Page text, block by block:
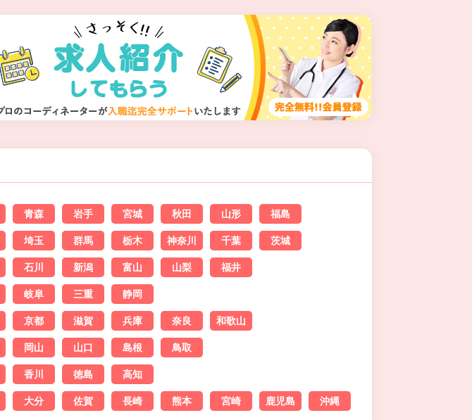
青森 岩手 宮城 秋田 山形 福島
埼玉 群馬 栃木 神奈川 千葉 茨城
石川 新潟 富山 山梨 福井
岐阜 三重 静岡
京都 滋賀 兵庫 奈良 和歌山
岡山 山口 島根 鳥取
香川 徳島 高知
大分 佐賀 長崎 熊本 宮崎 鹿児島 沖縄